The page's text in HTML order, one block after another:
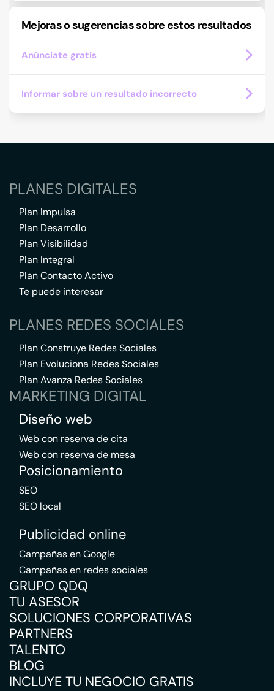
Mejoras o sugerencias sobre estos resultados
Anúnciate gratis
Informar sobre un resultado incorrecto
PLANES DIGITALES
Plan Impulsa
Plan Desarrollo
Plan Visibilidad
Plan Integral
Plan Contacto Activo
Te puede interesar
PLANES REDES SOCIALES
Plan Construye Redes Sociales
Plan Evoluciona Redes Sociales
Plan Avanza Redes Sociales
MARKETING DIGITAL
Diseño web
Web con reserva de cita
Web con reserva de mesa
Posicionamiento
SEO
SEO local
Publicidad online
Campañas en Google
Campañas en redes sociales
GRUPO QDQ
TU ASESOR
SOLUCIONES CORPORATIVAS
PARTNERS
TALENTO
BLOG
INCLUYE TU NEGOCIO GRATIS